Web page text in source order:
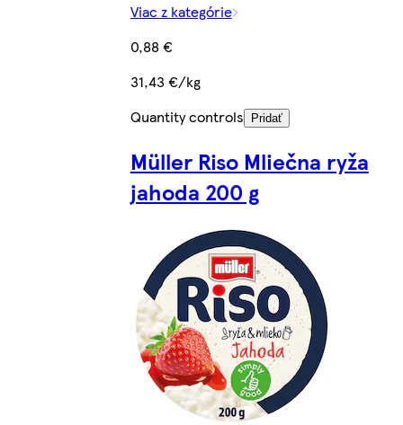
Viac z kategórie
0,88 €
31,43 €/kg
Quantity controls
Pridať
Müller Riso Mliečna ryža
jahoda 200 g